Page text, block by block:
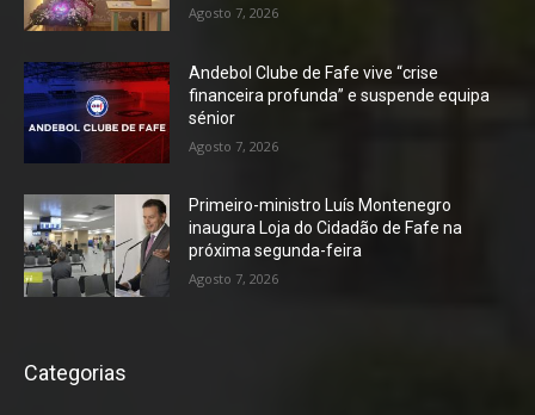
Agosto 7, 2026
Andebol Clube de Fafe vive “crise
financeira profunda” e suspende equipa
sénior
Agosto 7, 2026
Primeiro-ministro Luís Montenegro
inaugura Loja do Cidadão de Fafe na
próxima segunda-feira
Agosto 7, 2026
Categorias